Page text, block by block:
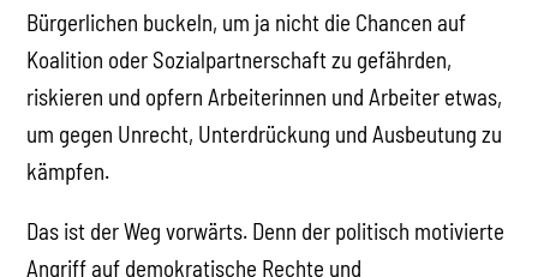
Bürgerlichen buckeln, um ja nicht die Chancen auf
Koalition oder Sozialpartnerschaft zu gefährden,
riskieren und opfern Arbeiterinnen und Arbeiter etwas,
um gegen Unrecht, Unterdrückung und Ausbeutung zu
kämpfen.
Das ist der Weg vorwärts. Denn der politisch motivierte
Angriff auf demokratische Rechte und